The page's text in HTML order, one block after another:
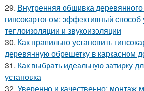
29. Внутренняя обшивка
гипсокартоном: эффективный способ
теплоизоляции и звукоизоляции
30. Как правильно установить
деревянную обрешетку в каркасном
31. Как выбрать идеальную затирку
установка
32. Уверенно и качественно: монтаж